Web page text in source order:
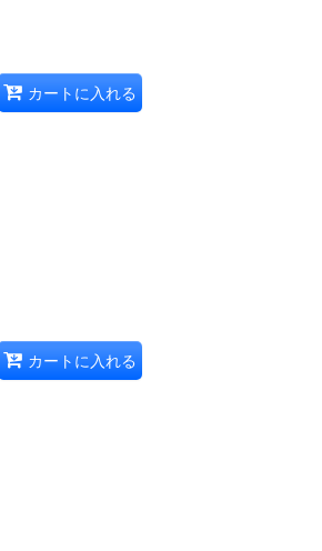
カートに入れる
カートに入れる